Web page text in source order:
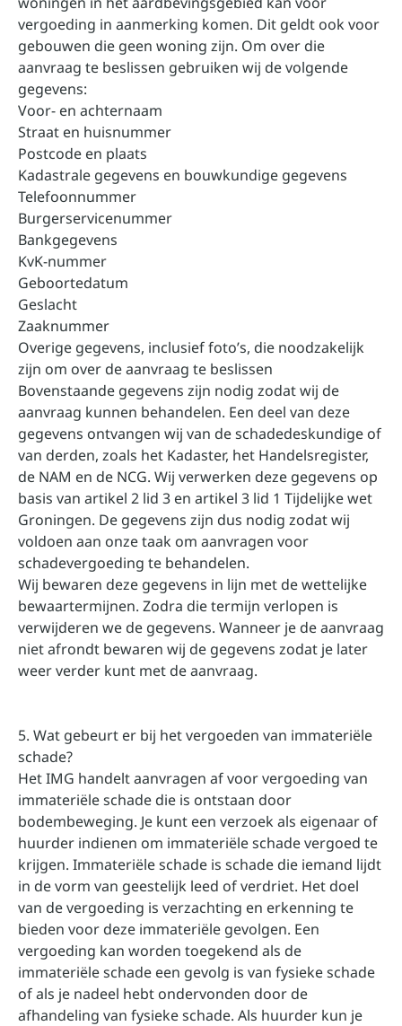
vergoeding in aanmerking komen. Dit geldt ook voor
gebouwen die geen woning zijn. Om over die
aanvraag te beslissen gebruiken wij de volgende
gegevens:
Voor- en achternaam
Straat en huisnummer
Postcode en plaats
Kadastrale gegevens en bouwkundige gegevens
Telefoonnummer
Burgerservicenummer
Bankgegevens
KvK-nummer
Geboortedatum
Geslacht
Zaaknummer
Overige gegevens, inclusief foto’s, die noodzakelijk
zijn om over de aanvraag te beslissen
Bovenstaande gegevens zijn nodig zodat wij de
aanvraag kunnen behandelen. Een deel van deze
gegevens ontvangen wij van de schadedeskundige of
van derden, zoals het Kadaster, het Handelsregister,
de NAM en de NCG. Wij verwerken deze gegevens op
basis van artikel 2 lid 3 en artikel 3 lid 1 Tijdelijke wet
Groningen. De gegevens zijn dus nodig zodat wij
voldoen aan onze taak om aanvragen voor
schadevergoeding te behandelen.
Wij bewaren deze gegevens in lijn met de wettelijke
bewaartermijnen. Zodra die termijn verlopen is
verwijderen we de gegevens. Wanneer je de aanvraag
niet afrondt bewaren wij de gegevens zodat je later
weer verder kunt met de aanvraag.
5. Wat gebeurt er bij het vergoeden van immateriële
schade?
Het IMG handelt aanvragen af voor vergoeding van
immateriële schade die is ontstaan door
bodembeweging. Je kunt een verzoek als eigenaar of
huurder indienen om immateriële schade vergoed te
krijgen. Immateriële schade is schade die iemand lijdt
in de vorm van geestelijk leed of verdriet. Het doel
van de vergoeding is verzachting en erkenning te
bieden voor deze immateriële gevolgen. Een
vergoeding kan worden toegekend als de
immateriële schade een gevolg is van fysieke schade
of als je nadeel hebt ondervonden door de
afhandeling van fysieke schade. Als huurder kun je